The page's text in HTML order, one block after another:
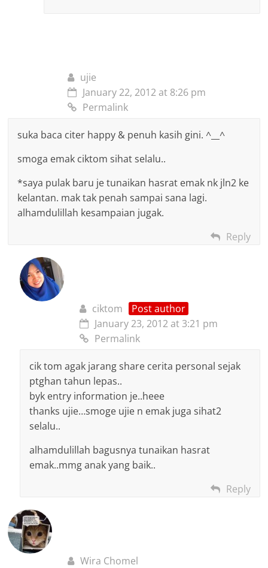
ujie
January 22, 2012 at 8:26 pm
Permalink
suka baca citer happy & penuh kasih gini. ^__^
smoga emak ciktom sihat selalu..
*saya pulak baru je tunaikan hasrat emak nk jln2 ke
kelantan. mak tak penah sampai sana lagi.
alhamdulillah kesampaian jugak.
Reply
ciktom
Post author
January 23, 2012 at 3:21 pm
Permalink
cik tom agak jarang share cerita personal sejak
ptghan tahun lepas..
byk entry information je..heee
thanks ujie…smoge ujie n emak juga sihat2
selalu..
alhamdulillah bagusnya tunaikan hasrat
emak..mmg anak yang baik..
Reply
Wira Chomel